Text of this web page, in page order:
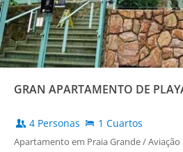
GRAN APARTAMENTO DE
4 Personas 1 Cuartos
Apartamento em Praia Grande / Aviação